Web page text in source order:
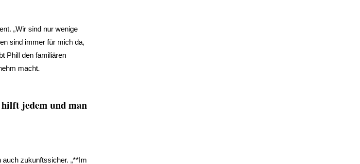
„Wir sind nur wenige
sind immer für mich da,
Phill den familiären
macht.
jedem und man
zukunftssicher. „**Im